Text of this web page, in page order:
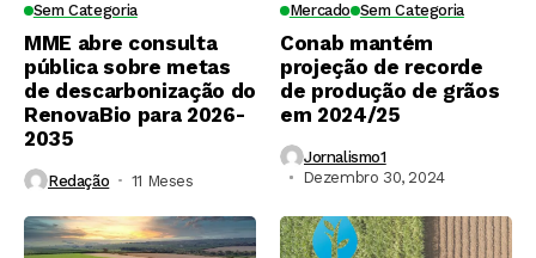
Sem Categoria
MME abre consulta
pública sobre metas
de descarbonização do
RenovaBio para 2026-
2035
Redação 11 Meses ⁮
Mercado Sem Categoria
Conab mantém
projeção de recorde
de produção de grãos
em 2024/25
Jornalismo1
Dezembro 30, 2024